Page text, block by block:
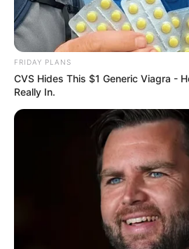
FRIDAY PLANS
CVS Hides This $1 Generic Viagra -
Really In.